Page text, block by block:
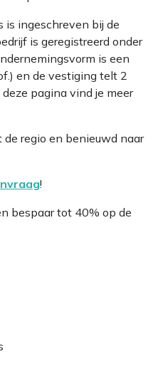
is ingeschreven bij de
is geregistreerd onder
is een
en de vestiging telt 2
pagina vind je meer
regio en benieuwd naar
!
bespaar tot 40% op de